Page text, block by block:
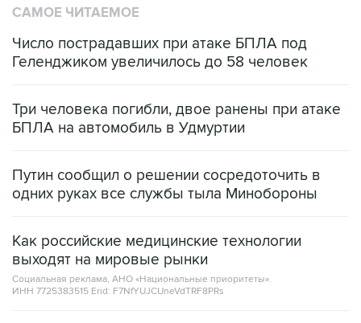
САМОЕ ЧИТАЕМОЕ
Число пострадавших при атаке БПЛА под
Геленджиком увеличилось до 58 человек
Три человека погибли, двое ранены при атаке
БПЛА на автомобиль в Удмуртии
Путин сообщил о решении сосредоточить в
одних руках все службы тыла Минобороны
Как российские медицинские технологии
выходят на мировые рынки
Социальная реклама, АНО «Национальные приоритеты».
ИНН 7725383515 Erid: F7NfYUJCUneVdTRF8PRs